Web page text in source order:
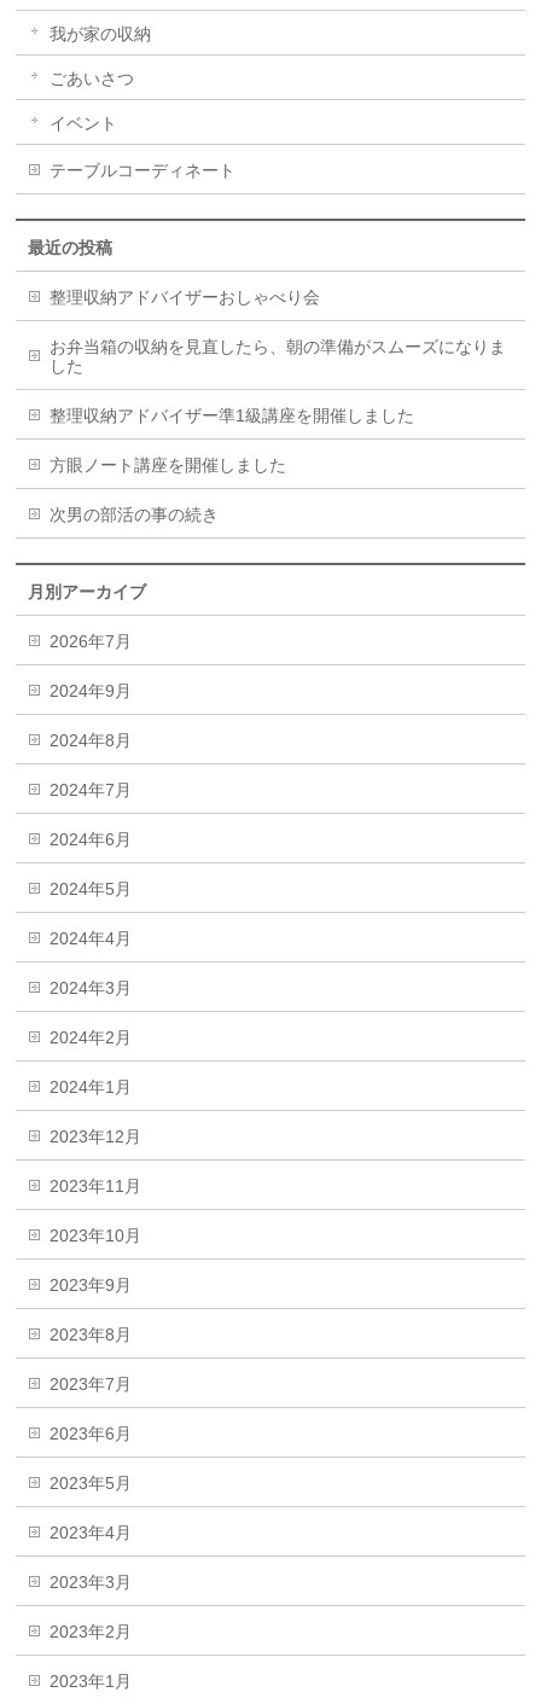
我が家の収納
ごあいさつ
イベント
テーブルコーディネート
最近の投稿
整理収納アドバイザーおしゃべり会
お弁当箱の収納を見直したら、朝の準備がスムーズになりま
した
整理収納アドバイザー準1級講座を開催しました
方眼ノート講座を開催しました
次男の部活の事の続き
月別アーカイブ
2026年7月
2024年9月
2024年8月
2024年7月
2024年6月
2024年5月
2024年4月
2024年3月
2024年2月
2024年1月
2023年12月
2023年11月
2023年10月
2023年9月
2023年8月
2023年7月
2023年6月
2023年5月
2023年4月
2023年3月
2023年2月
2023年1月